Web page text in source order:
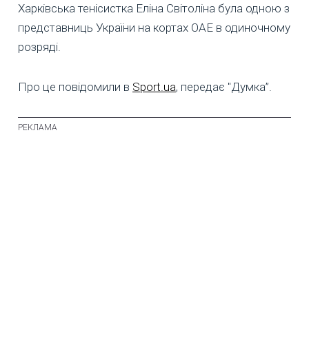
Харківська тенісистка Еліна Світоліна була одною з
представниць України на кортах ОАЕ в одиночному
розряді.
Про це повідомили в Sport.ua, передає "Думка”.